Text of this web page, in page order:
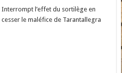
l’effet du sortilège en
le maléfice de Tarantallegra